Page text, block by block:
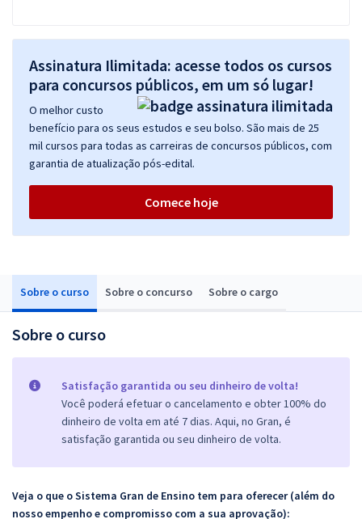
Sobre o curso Sobre o concurso Sobre o cargo
Sobre o curso
Satisfação garantida ou seu dinheiro de volta!
Você poderá efetuar o cancelamento e obter 100% do
dinheiro de volta em até 7 dias. Aqui, no Gran, é
satisfação garantida ou seu dinheiro de volta.
Veja o que o Sistema Gran de Ensino tem para oferecer (além do
nosso empenho e compromisso com a sua aprovação):
Assinatura Ilimitada: acesse todos os cursos
para concursos públicos, em um só lugar!
O melhor custo
benefício para os seus estudos e seu bolso. São mais de 25
mil cursos para todas as carreiras de concursos públicos, com
garantia de atualização pós-edital.
Comece hoje